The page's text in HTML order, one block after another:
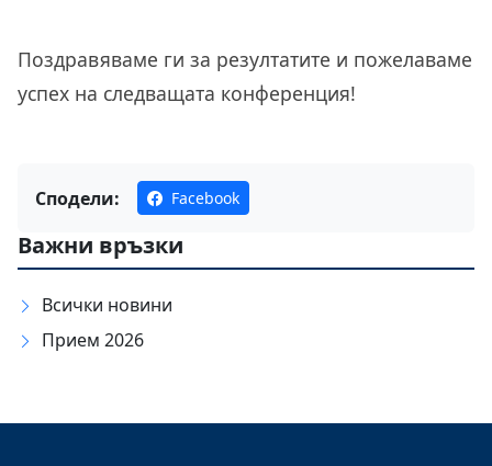
Поздравяваме ги за резултатите и пожелаваме
успех на следващата конференция!
Сподели: Facebook
Важни връзки
Всички новини
Прием 2026